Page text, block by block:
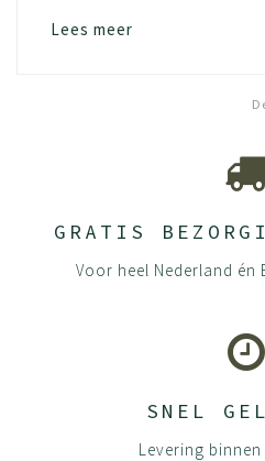
100% van het hout te
Wat kan jij doen om je
houden? Houten meubels
het behoud van je
Al onze panelen bestaan uit
en fijne spaantjes in de
strak oppervlak. De deeltjes
Lees meer
GRATIS
Voor heel Nederland én
SNEL
Levering binnen